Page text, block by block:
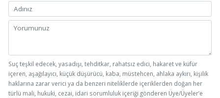
Suç teşkil edecek, yasadışı, tehditkar, rahatsız edici, hakaret ve küfür
içeren, aşağılayıcı, küçük düşürücü, kaba, müstehcen, ahlaka aykırı, kişilik
haklarına zarar verici ya da benzeri niteliklerde içeriklerden doğan her
türlü mali, hukuki, cezai, idari sorumluluk içeriği gönderen Üye/Üyeler’e